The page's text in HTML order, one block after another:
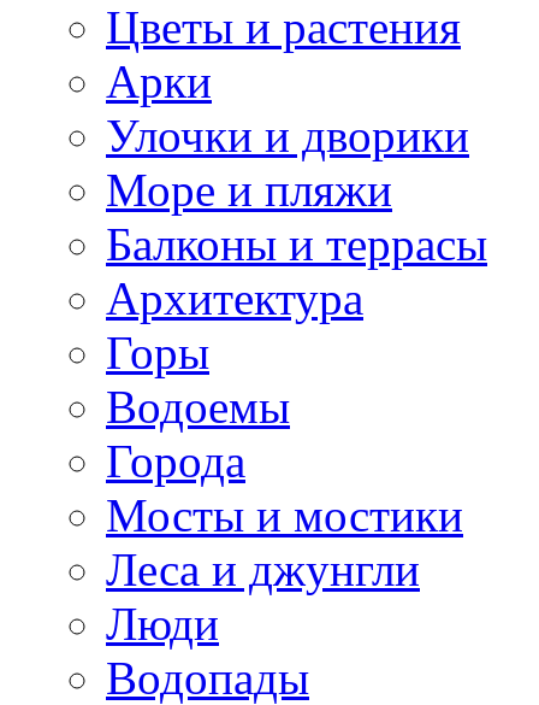
Цветы и растения
Арки
Улочки и дворики
Море и пляжи
Балконы и террасы
Архитектура
Горы
Водоемы
Города
Мосты и мостики
Леса и джунгли
Люди
Водопады